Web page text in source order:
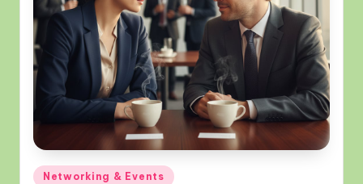
Posted
Networking & Events